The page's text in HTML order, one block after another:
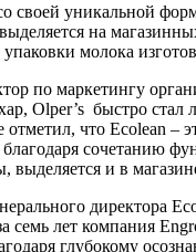
своей уникальной
на
молока
по маркетингу
Olper’s быстро
что Ecolean –
благодаря сочетанию
выделяется и в
директора
семь лет компания
глубокому